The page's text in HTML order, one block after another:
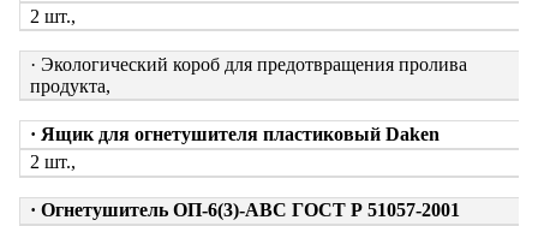
2 шт.,
· Экологический короб для предотвращения пролива
продукта,
· Ящик для огнетушителя пластиковый Daken
2 шт.,
· Огнетушитель ОП-6(3)-АВС ГОСТ Р 51057-2001